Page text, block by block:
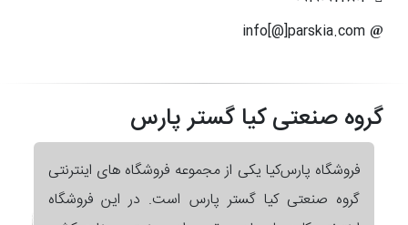
گروه صنعتی کیا گستر پارس
فروشگاه پارس‌کیا یکی از مجموعه فروشگاه های اینترنتی
گروه صنعتی کیا گستر پارس است. در این فروشگاه